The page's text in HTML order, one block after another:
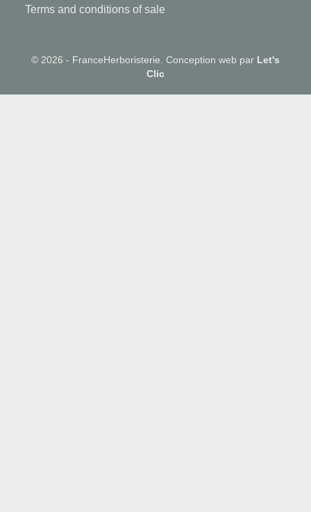
Terms and conditions of sale
© 2026 - FranceHerboristerie. Conception web par Let's
Clic